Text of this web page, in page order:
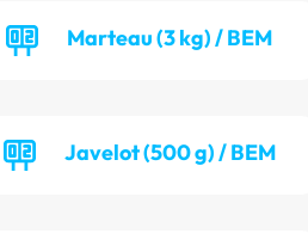
Marteau (3 kg) / BEM
Javelot (500 g) / BEM